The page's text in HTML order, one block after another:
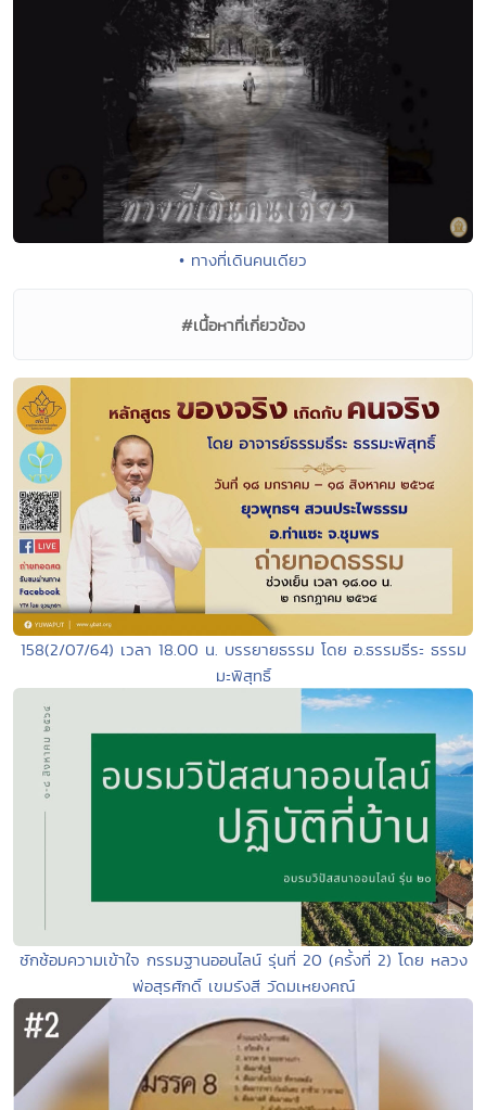
• ทางที่เดินคนเดียว
#เนื้อหาที่เกี่ยวข้อง
158(2/07/64) เวลา 18.00 น. บรรยายธรรม โดย อ.ธรรมธีระ ธรรม
มะพิสุทธิ์
ซักซ้อมความเข้าใจ กรรมฐานออนไลน์ รุ่นที่ 20 (ครั้งที่ 2) โดย หลวง
พ่อสุรศักดิ์ เขมรังสี วัดมเหยงคณ์